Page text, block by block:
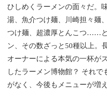
ひしめくラーメンの面々だ。
湯、魚介つけ麺、川崎担々麺
つけ麺、超濃厚とんこつ……
ン、その数ざっと50種以上。
オーナーによる本気の一杯が
したラーメン博物館？ それ
がなく、今後もメニューが増